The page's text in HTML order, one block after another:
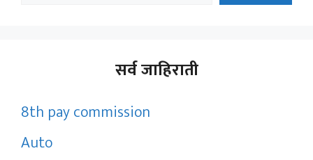
सर्व जाहिराती
8th pay commission
Auto